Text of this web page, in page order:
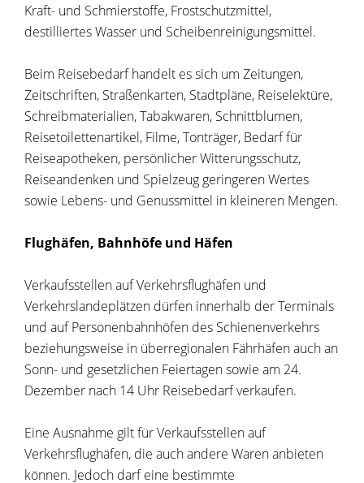
Kraft- und Schmierstoffe, Frostschutzmittel,
destilliertes Wasser und Scheibenreinigungsmittel.
Beim Reisebedarf handelt es sich um Zeitungen,
Zeitschriften, Straßenkarten, Stadtpläne, Reiselektüre,
Schreibmaterialien, Tabakwaren, Schnittblumen,
Reisetoilettenartikel, Filme, Tonträger, Bedarf für
Reiseapotheken, persönlicher Witterungsschutz,
Reiseandenken und Spielzeug geringeren Wertes
sowie Lebens- und Genussmittel in kleineren Mengen.
Flughäfen, Bahnhöfe und Häfen
Verkaufsstellen auf Verkehrsflughäfen und
Verkehrslandeplätzen dürfen innerhalb der Terminals
und auf Personenbahnhöfen des Schienenverkehrs
beziehungsweise in überregionalen Fährhäfen auch an
Sonn- und gesetzlichen Feiertagen sowie am 24.
Dezember nach 14 Uhr Reisebedarf verkaufen.
Eine Ausnahme gilt für Verkaufsstellen auf
Verkehrsflughäfen, die auch andere Waren anbieten
können. Jedoch darf eine bestimmte